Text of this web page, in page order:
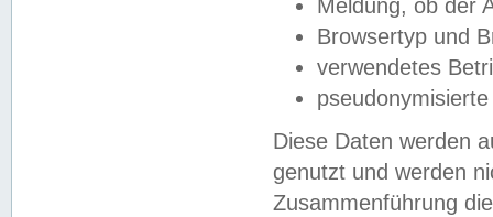
Meldung, ob der
Browsertyp und
verwendetes
Diese Daten werden
genutzt und werden
Zusammenführung